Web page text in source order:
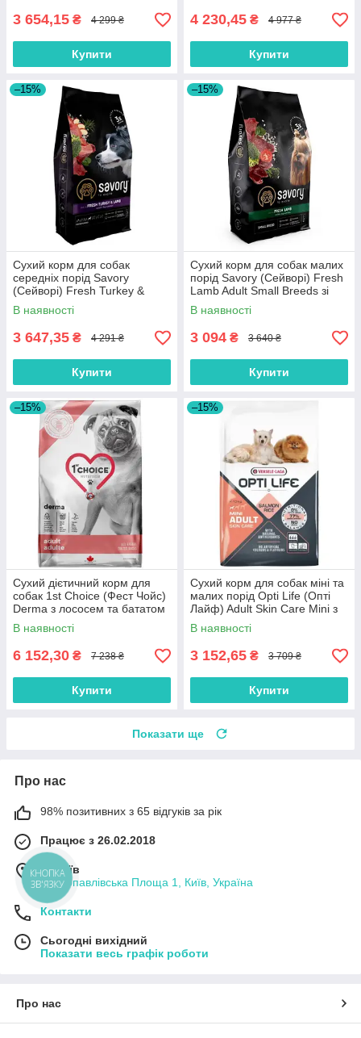
3 654,15 ₴ 4 299 ₴
Купити
4 230,45 ₴ 4 977 ₴
Купити
–15%
Сухий корм для собак
середніх порід Savory
(Cейворi) Fresh Turkey &
Lamb Adult Medium Breeds зі
свіжим ягням та індичкою 12
кг
В наявності
3 647,35 ₴ 4 291 ₴
Купити
–15%
Сухий корм для собак малих
порід Savory (Cейворi) Fresh
Lamb Adult Small Breeds зі
свіжим ягням 8 кг
В наявності
3 094 ₴ 3 640 ₴
Купити
–15%
Сухий дієтичний корм для
собак 1st Choice (Фест Чойс)
Derma з лососем та бататом
12 кг
В наявності
6 152,30 ₴ 7 238 ₴
Купити
–15%
Сухий корм для собак міні та
малих порід Opti Life (Опті
Лайф) Adult Skin Care Mini з
лососем 7.5 кг
В наявності
3 152,65 ₴ 3 709 ₴
Купити
Показати ще
Про нас
98% позитивних з 65 відгуків за рік
Працює з 26.02.2018
м. Київ
Петропавлівська Площа 1, Київ, Україна
Контакти
Сьогодні вихідний
Показати весь графік роботи
Про нас
КНОПКА
ЗВ'ЯЗКУ